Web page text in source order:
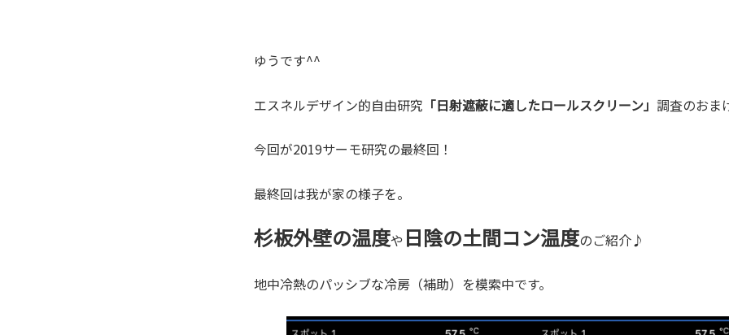
ゆうです^^
エスネルデザイン的自由研究 「日射遮蔽に適したロールスクリーン」 調査のおま
今回が2019サーモ研究の最終回！
最終回は我が家の様子を。
杉板外壁の温度や 日陰の土間コン温度のご紹介♪
地中冷熱のパッシブな冷房（補助）を模索中です。